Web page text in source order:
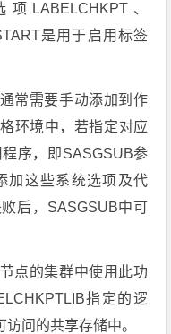
LABELCHKPT、
是用于启用标签
常需要手动添加到作
环境中，若指定对应
序，即SASGSUB参
加这些系统选项及代
后，SASGSUB中可
点的集群中使用此功
指定的逻
问的共享存储中。